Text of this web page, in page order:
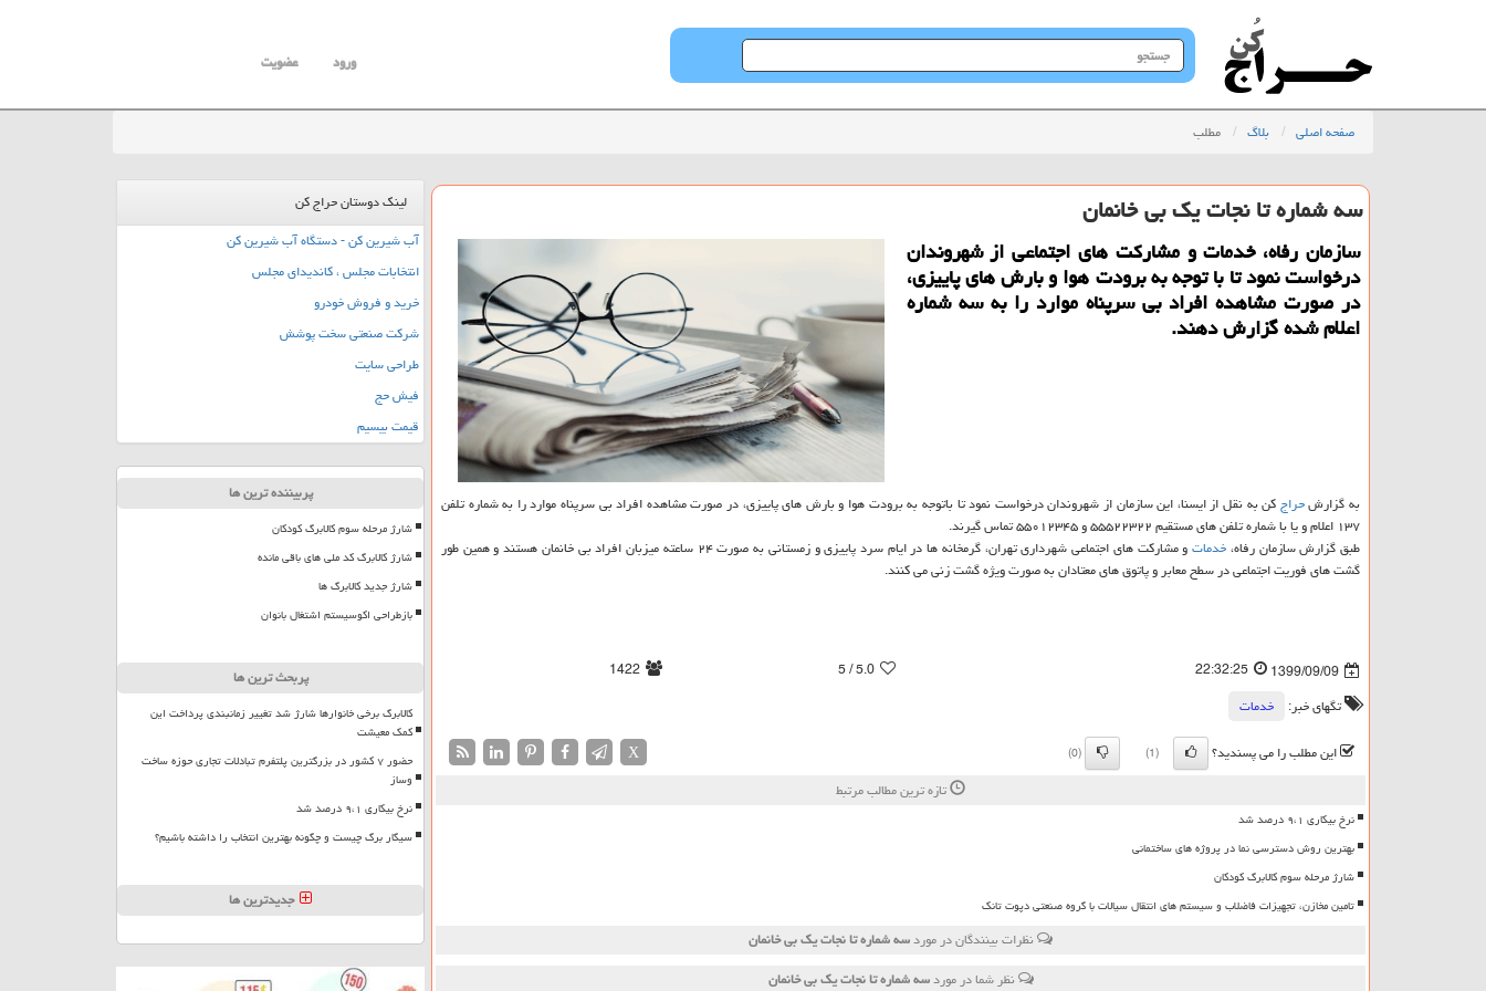
جستجو
در
ورود عضویت
صفحه اصلی بلاگ مطلب
سه شماره تا نجات یك بی خانمان
سازمان رفاه، خدمات و مشاركت های اجتماعی از شهروندان
درخواست نمود تا با توجه به برودت هوا و بارش های پاییزی،
در صورت مشاهده افراد بی سرپناه موارد را به سه شماره
اعلام شده گزارش دهند.
به گزارشحراجکن به نقل از ایسنا، این سازمان از شهروندان درخواست نمود تا باتوجه به برودت هوا و بارش های پاییزی، در صورت مشاهده افراد بی سرپناه موارد را به شماره تلفن
۱۳۷ اعلام و یا با شماره تلفن های مستقیم ۵۵۵۲۲۳۲۲ و ۵۵۰۱۲۳۴۵ تماس گیرند.
طبق گزارش سازمان رفاه،خدمات
و مشارکت های اجتماعی شهرداری تهران، گرمخانه ها در ایام سرد پاییزی و زمستانی به صورت ۲۴ ساعته میزبان افراد بی خانمان هستند و همین طور
گشت های فوریت اجتماعی در سطح معابر و پاتوق های معتادان به صورت ویژه گشت زنی می کنند.
1399/09/09
22:32:25
5.0
/ 5
1422
تگهای خبر:
خدمات
این مطلب را می پسندید؟
(1)
(0)
X
تازه ترین مطالب مرتبط
نرخ بیکاری ۹،۱ درصد شد
بهترین روش دسترسی نما در پروژه های ساختمانی
شارژ مرحله سوم کالابرگ کودکان
تامین مخازن، تجهیزات فاضلاب و سیستم های انتقال سیالات با گروه صنعتی دپوت تانک
نظرات بینندگان در موردسه شماره تا نجات یك بی خانمان
نظر شما در موردسه شماره تا نجات یك بی خانمان
لینک دوستان حراج کن
آب شیرین کن - دستگاه آب شیرین کن
انتخابات مجلس ، کاندیدای مجلس
خرید و فروش خودرو
شرکت صنعتی سخت پوشش
طراحی سایت
فیش حج
قیمت بیسیم
پربیننده ترین ها
شارژ مرحله سوم کالابرگ کودکان
شارژ کالابرگ کد ملی های باقی مانده
شارژ جدید کالابرگ ها
بازطراحی اکوسیستم اشتغال بانوان
پربحث ترین ها
کالابرگ برخی خانوارها شارژ شد تغییر زمانبندی پرداخت این
کمک معیشت
حضور ۷ کشور در بزرگترین پلتفرم تبادلات تجاری حوزه ساخت
وساز
نرخ بیکاری ۹،۱ درصد شد
سیگار برگ چیست و چگونه بهترین انتخاب را داشته باشیم؟
جدیدترین ها